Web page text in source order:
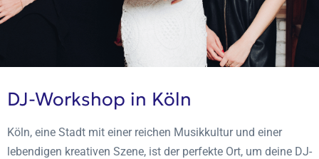
DJ-Workshop in Köln
Köln, eine Stadt mit einer reichen Musikkultur und einer
lebendigen kreativen Szene, ist der perfekte Ort, um deine DJ-